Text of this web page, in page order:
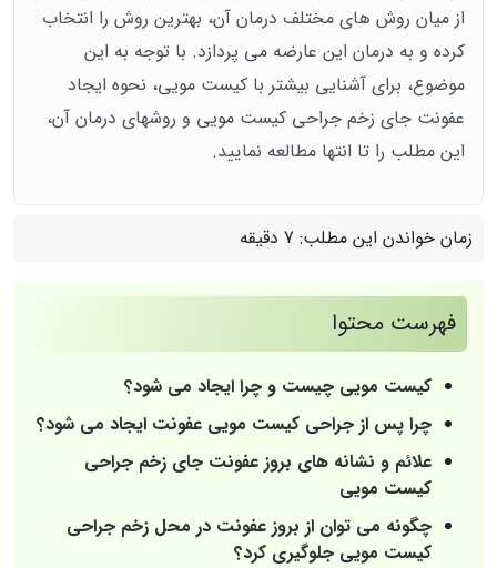
از میان روش های مختلف درمان آن، بهترین روش را انتخاب
کرده و به درمان این عارضه می پردازد. با توجه به این
موضوع، برای آشنایی بیشتر با کیست مویی، نحوه ایجاد
عفونت جای زخم جراحی کیست مویی و روش‎های درمان آن،
این مطلب را تا انتها مطالعه نمایید.
زمان خواندن این مطلب: 7 دقیقه
فهرست محتوا
کیست مویی چیست و چرا ایجاد می شود؟
چرا پس از جراحی کیست مویی عفونت ایجاد می شود؟
علائم و نشانه های بروز عفونت جای زخم جراحی
کیست مویی
چگونه می توان از بروز عفونت در محل زخم جراحی
کیست مویی جلوگیری کرد؟